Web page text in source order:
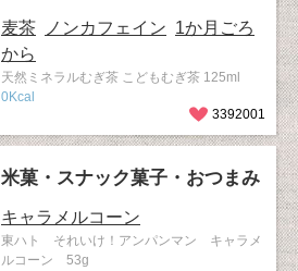
麦茶 ノンカフェイン 1か月ごろ
から
天然ミネラルむぎ茶 こどもむぎ茶 125ml
0Kcal
3392001
米菓・スナック菓子・おつまみ
キャラメルコーン
東ハト それいけ！アンパンマン キャラメ
ルコーン 53g